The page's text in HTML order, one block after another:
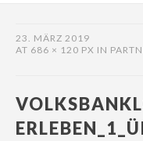
23. MÄRZ 2019
AT 686 × 120 PX IN